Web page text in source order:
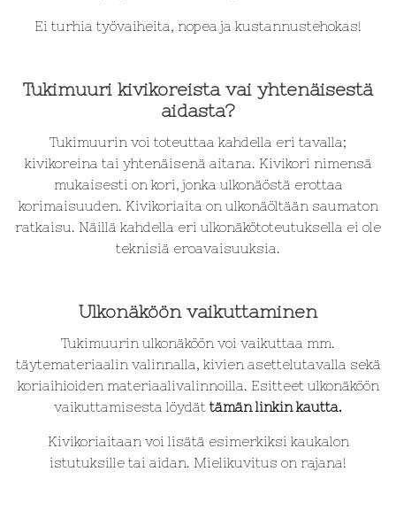
Ei turhia työvaiheita, nopea ja kustannustehokas!
Tukimuuri kivikoreista vai yhtenäisestä
aidasta?
Tukimuurin voi toteuttaa kahdella eri tavalla;
kivikoreina tai yhtenäisenä aitana. Kivikori nimensä
mukaisesti on kori, jonka ulkonäöstä erottaa
korimaisuuden. Kivikoriaita on ulkonäöltään saumaton
ratkaisu. Näillä kahdella eri ulkonäkötoteutuksella ei ole
teknisiä eroavaisuuksia.
Ulkonäköön vaikuttaminen
Tukimuurin ulkonäköön voi vaikuttaa mm.
täytemateriaalin valinnalla, kivien asettelutavalla sekä
koriaihioiden materiaalivalinnoilla. Esitteet ulkonäköön
vaikuttamisesta löydät tämän linkin kautta.
Kivikoriaitaan voi lisätä esimerkiksi kaukalon
istutuksille tai aidan. Mielikuvitus on rajana!